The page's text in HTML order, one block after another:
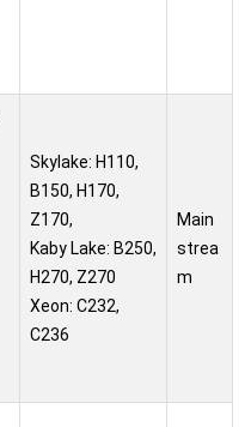
Skylake: H110,
B150, H170,
Z170,
Kaby Lake: B250,
H270, Z270
Xeon: C232,
C236
Main
strea
m